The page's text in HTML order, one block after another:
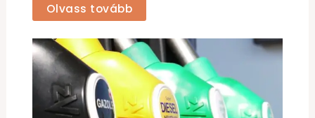
Olvass tovább